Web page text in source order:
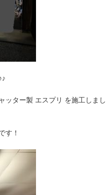
ッター製 エスプリ を施工しまし
す！